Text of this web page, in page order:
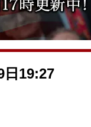
日19:27